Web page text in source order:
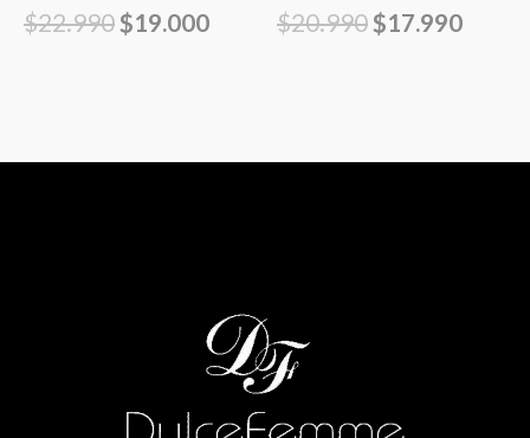
$22.990 $19.000 $20.990 $17.990